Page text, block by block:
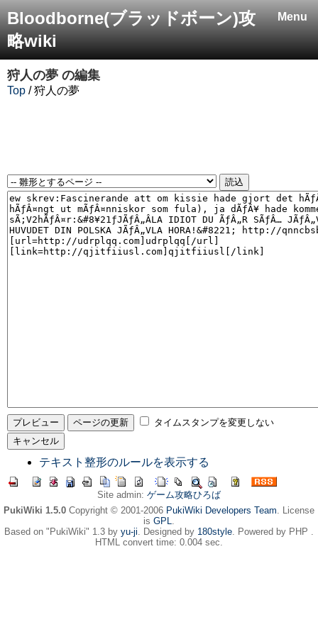
Menu
Bloodborne(ブラッドボーン)攻
略wiki
狩人の夢 の編集
Top / 狩人の夢
タイムスタンプを変更しない
テキスト整形のルールを表示する
Site admin: ゲーム攻略ひろば
PukiWiki 1.5.0 Copyright © 2001-2006 PukiWiki Developers Team. License
is GPL.
Based on "PukiWiki" 1.3 by yu-ji. Designed by 180style. Powered by PHP .
HTML convert time: 0.004 sec.